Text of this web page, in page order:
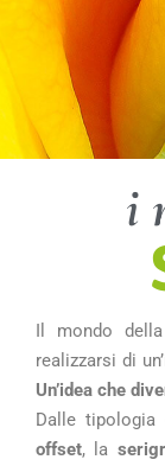
i
Il mondo
realizzarsi di
Un’idea che
Dalle
offset, la